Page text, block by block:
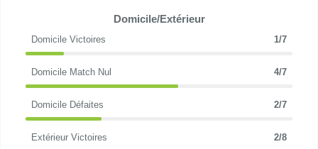
Domicile/Extérieur
Domicile Victoires 1/7
Domicile Match Nul 4/7
Domicile Défaites 2/7
Extérieur Victoires 2/8